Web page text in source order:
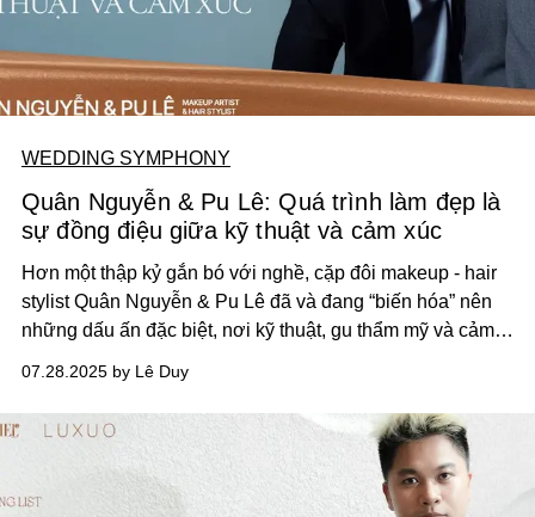
WEDDING SYMPHONY
Quân Nguyễn & Pu Lê: Quá trình làm đẹp là
sự đồng điệu giữa kỹ thuật và cảm xúc
Hơn một thập kỷ gắn bó với nghề, cặp đôi makeup - hair
stylist Quân Nguyễn & Pu Lê đã và đang “biến hóa” nên
những dấu ấn đặc biệt, nơi kỹ thuật, gu thẩm mỹ và cảm
07.28.2025 by Lê Duy